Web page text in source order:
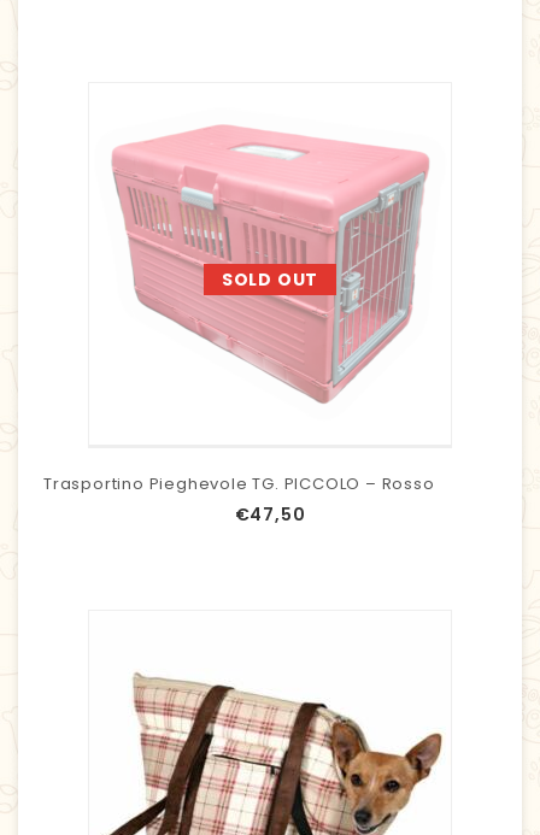
SOLD OUT
Trasportino Pieghevole TG. PICCOLO – Rosso
€47,50